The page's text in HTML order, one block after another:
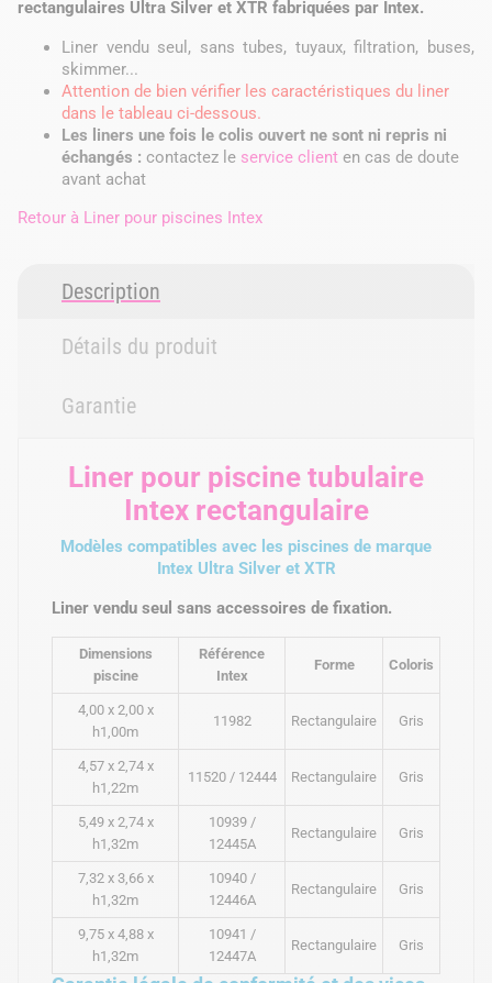
rectangulaires Ultra Silver et XTR fabriquées par Intex.
Liner vendu seul, sans tubes, tuyaux, filtration, buses,
skimmer...
Attention de bien vérifier les caractéristiques du liner
dans le tableau ci-dessous.
Les liners une fois le colis ouvert ne sont ni repris ni
échangés : contactez le service client en cas de doute
avant achat
Retour à Liner pour piscines Intex
Description
Détails du produit
Garantie
Liner pour piscine tubulaire
Intex rectangulaire
Modèles compatibles avec les piscines de marque
Intex Ultra Silver et XTR
Liner vendu seul sans accessoires de fixation.
Dimensions
piscine
Référence
Intex
Forme Coloris
4,00 x 2,00 x
h1,00m
11982 Rectangulaire Gris
4,57 x 2,74 x
h1,22m
11520 / 12444 Rectangulaire Gris
5,49 x 2,74 x
h1,32m
10939 /
12445A
Rectangulaire Gris
7,32 x 3,66 x
h1,32m
10940 /
12446A
Rectangulaire Gris
9,75 x 4,88 x
h1,32m
10941 /
12447A
Rectangulaire Gris